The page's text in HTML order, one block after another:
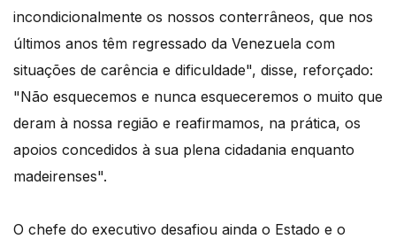
incondicionalmente os nossos conterrâneos, que nos
últimos anos têm regressado da Venezuela com
situações de carência e dificuldade", disse, reforçado:
"Não esquecemos e nunca esqueceremos o muito que
deram à nossa região e reafirmamos, na prática, os
apoios concedidos à sua plena cidadania enquanto
madeirenses".
O chefe do executivo desafiou ainda o Estado e o